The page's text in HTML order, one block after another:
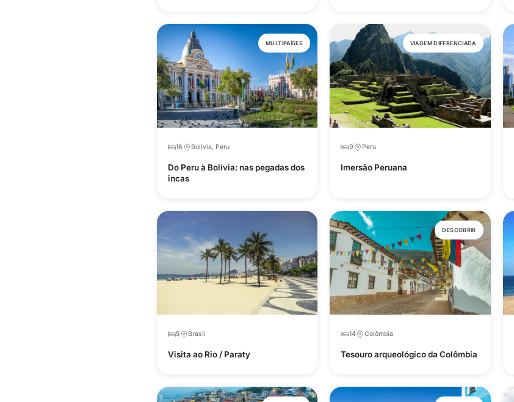
MULTIPAÍSES
16 Bolívia, Peru
Do Peru à Bolívia: nas pegadas dos
incas
VIAGEM DIFERENCIADA
9 Peru
Imersão Peruana
5 Brasil
Visita ao Rio / Paraty
DESCOBRIR
14 Colômbia
Tesouro arqueológico da Colômbia